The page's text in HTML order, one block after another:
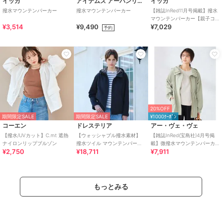
撥水マウンテンパーカー
¥3,514
撥水マウンテンパーカー
¥9,490 予約
【雑誌InRed11月号掲載】撥水
マウンテンパーカー【親子コ
ーデ】
¥7,029
期間限定SALE
コーエン
【撥水/UVカット】C.mt 遮熱
ナイロンリップブルゾン
¥2,750
期間限定SALE
ドレステリア
【ウォッシャブル撥水素材】
撥水ツイル マウンテンパーカ
ー
¥18,711
20%OFF
¥1000ｸｰﾎﾟﾝ
アー・ヴェ・ヴェ
【雑誌InRed(宝島社)4月号掲
載】微撥水マウンテンパーカ
ー
¥7,911
もっとみる